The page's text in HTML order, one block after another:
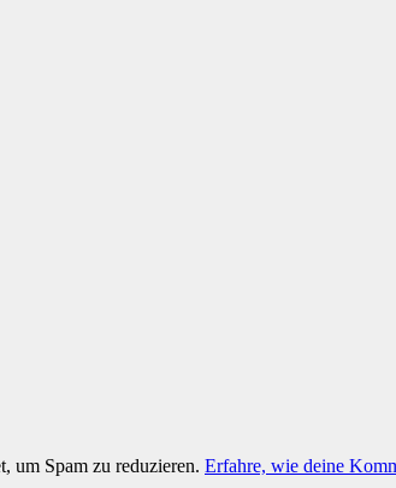
um Spam zu reduzieren. Erfahre, wie deine